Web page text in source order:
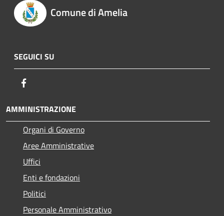
Comune di Amelia
SEGUICI SU
AMMINISTRAZIONE
Organi di Governo
Aree Amministrative
Uffici
Enti e fondazioni
Politici
Personale Amministrativo